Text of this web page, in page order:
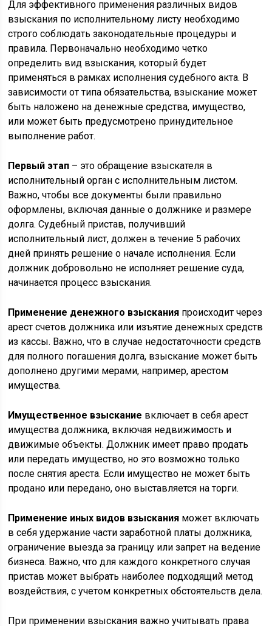
Для эффективного применения различных видов
взыскания по исполнительному листу необходимо
строго соблюдать законодательные процедуры и
правила. Первоначально необходимо четко
определить вид взыскания, который будет
применяться в рамках исполнения судебного акта. В
зависимости от типа обязательства, взыскание может
быть наложено на денежные средства, имущество,
или может быть предусмотрено принудительное
выполнение работ.
Первый этап – это обращение взыскателя в
исполнительный орган с исполнительным листом.
Важно, чтобы все документы были правильно
оформлены, включая данные о должнике и размере
долга. Судебный пристав, получивший
исполнительный лист, должен в течение 5 рабочих
дней принять решение о начале исполнения. Если
должник добровольно не исполняет решение суда,
начинается процесс взыскания.
Применение денежного взыскания происходит через
арест счетов должника или изъятие денежных средств
из кассы. Важно, что в случае недостаточности средств
для полного погашения долга, взыскание может быть
дополнено другими мерами, например, арестом
имущества.
Имущественное взыскание включает в себя арест
имущества должника, включая недвижимость и
движимые объекты. Должник имеет право продать
или передать имущество, но это возможно только
после снятия ареста. Если имущество не может быть
продано или передано, оно выставляется на торги.
Применение иных видов взыскания может включать
в себя удержание части заработной платы должника,
ограничение выезда за границу или запрет на ведение
бизнеса. Важно, что для каждого конкретного случая
пристав может выбрать наиболее подходящий метод
воздействия, с учетом конкретных обстоятельств дела.
При применении взыскания важно учитывать права